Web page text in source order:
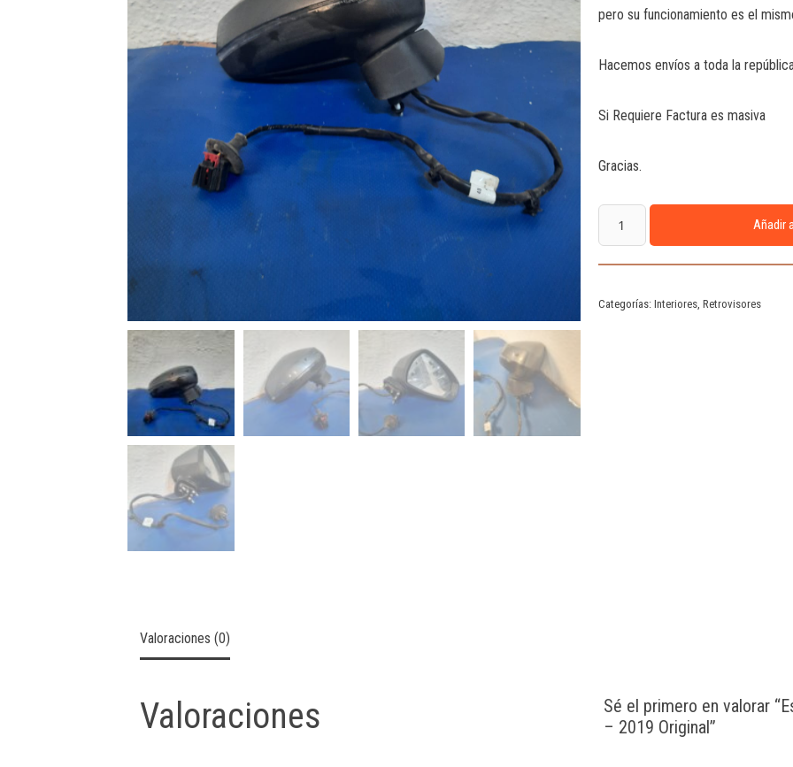
pero su funcionamiento es el
Hacemos envíos a toda la
Si Requiere Factura es masiva
Gracias.
Añadir
Categorías: Interiores, Retrovisores
Valoraciones (0)
Valoraciones
Sé el primero en valorar
– 2019 Original”